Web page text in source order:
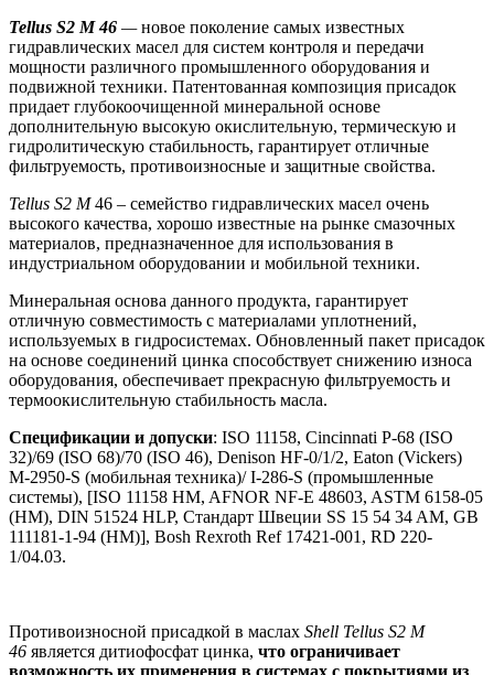
Tellus S2 M 46 —новое поколение самых известных
гидравлических масел для систем контроля и передачи
мощности различного промышленного оборудования и
подвижной техники. Патентованная композиция присадок
придает глубокоочищенной минеральной основе
дополнительную высокую окислительную, термическую и
гидролитическую стабильность, гарантирует отличные
фильтруемость, противоизносные и защитные свойства.
Tellus S2 M46 – семейство гидравлических масел очень
высокого качества, хорошо известные на рынке смазочных
материалов, предназначенное для использования в
индустриальном оборудовании и мобильной техники.
Минеральная основа данного продукта, гарантирует
отличную совместимость с материалами уплотнений,
используемых в гидросистемах. Обновленный пакет присадок
на основе соединений цинка способствует снижению износа
оборудования, обеспечивает прекрасную фильтруемость и
термоокислительную стабильность масла.
Спецификации и допуски: ISO 11158, Cincinnati P-68 (ISO
32)/69 (ISO 68)/70 (ISO 46), Denison HF-0/1/2, Eaton (Vickers)
M-2950-S (мобильная техника)/ I-286-S (промышленные
системы), [ISO 11158 HM, AFNOR NF-E 48603, ASTM 6158-05
(HM), DIN 51524 HLP, Стандарт Швеции SS 15 54 34 AM, GB
111181-1-94 (HM)], Bosh Rexroth Ref 17421-001, RD 220-
1/04.03.
Противоизносной присадкой в маслах Shell Tellus S2 M
46 является дитиофосфат цинка, что ограничивает
возможность их применения в системах с покрытиями из